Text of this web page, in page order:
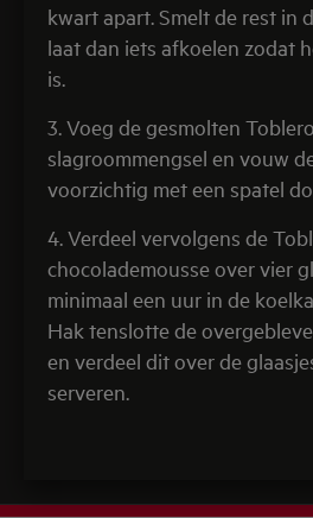
kwart apart. Smelt de rest in
laat dan iets afkoelen zodat
is.
3. Voeg de gesmolten
slagroommengsel en vouw
voorzichtig met een spatel
4. Verdeel vervolgens de
chocolademousse over vier
minimaal een uur in de
Hak tenslotte de
en verdeel dit over de
serveren.